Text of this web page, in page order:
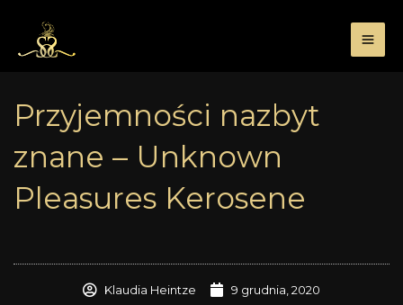
treści
Przyjemności nazbyt
znane – Unknown
Pleasures Kerosene
Klaudia Heintze
9 grudnia, 2020